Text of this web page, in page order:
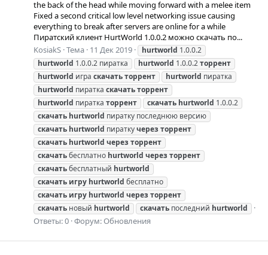
the back of the head while moving forward with a melee item
Fixed a second critical low level networking issue causing
everything to break after servers are online for a while
Пиратский клиент HurtWorld 1.0.0.2 можно скачать по...
KosiakS Тема 11 Дек 2019 hurtworld 1.0.0.2
hurtworld 1.0.0.2 пиратка hurtworld 1.0.0.2торрент
hurtworld игра скачатьторрент hurtworld пиратка
hurtworld пиратка скачатьторрент
hurtworld пиратка торрент скачать hurtworld 1.0.0.2
скачать hurtworld пиратку последнюю версию
скачать hurtworld пираткучерез торрент
скачать hurtworld через торрент
скачатьбесплатно hurtworld через торрент
скачатьбесплатный hurtworld
скачать игру hurtworld бесплатно
скачать игру hurtworld через торрент
скачать новый hurtworld скачать последний hurtworld
Ответы: 0 Форум:Обновления